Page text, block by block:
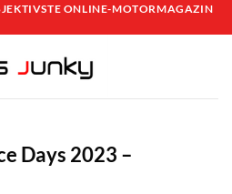
ONLINE-MOTORMAGAZIN
Days 2023 –